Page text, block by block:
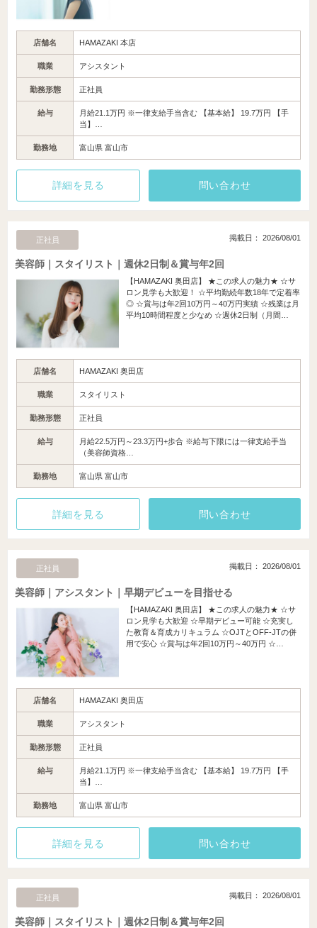
店舗名 HAMAZAKI 本店
職業 アシスタント
勤務形態 正社員
給与
月給21.1万円 ※一律支給手当含む 【基本給】 19.7万円 【手
当】…
勤務地 富山県 富山市
詳細を見る 問い合わせ
正社員 掲載日： 2026/08/01
美容師｜スタイリスト｜週休2日制＆賞与年2回
【HAMAZAKI 奥田店】 ★この求人の魅力★ ☆サ
ロン見学も大歓迎！ ☆平均勤続年数18年で定着率
◎ ☆賞与は年2回10万円～40万円実績 ☆残業は月
平均10時間程度と少なめ ☆週休2日制（月間…
店舗名 HAMAZAKI 奥田店
職業 スタイリスト
勤務形態 正社員
給与
月給22.5万円～23.3万円+歩合 ※給与下限には一律支給手当
（美容師資格…
勤務地 富山県 富山市
詳細を見る 問い合わせ
正社員 掲載日： 2026/08/01
美容師｜アシスタント｜早期デビューを目指せる
【HAMAZAKI 奥田店】 ★この求人の魅力★ ☆サ
ロン見学も大歓迎 ☆早期デビュー可能 ☆充実し
た教育＆育成カリキュラム ☆OJTとOFF-JTの併
用で安心 ☆賞与は年2回10万円～40万円 ☆…
店舗名 HAMAZAKI 奥田店
職業 アシスタント
勤務形態 正社員
給与
月給21.1万円 ※一律支給手当含む 【基本給】 19.7万円 【手
当】…
勤務地 富山県 富山市
詳細を見る 問い合わせ
正社員 掲載日： 2026/08/01
美容師｜スタイリスト｜週休2日制＆賞与年2回